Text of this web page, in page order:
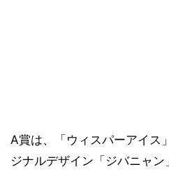
A賞は、「ウィスパーアイス
ジナルデザイン「ジバニャ